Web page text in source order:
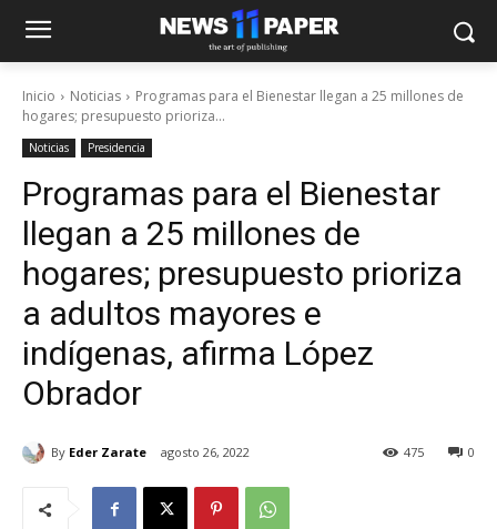
Inicio Noticias
Programas para el Bienestar llegan a 25 millones de
hogares; presupuesto prioriza...
Noticias Presidencia
Programas para el Bienestar
llegan a 25 millones de
hogares; presupuesto prioriza
a adultos mayores e
indígenas, afirma López
Obrador
By Eder Zarate agosto 26, 2022 0
475